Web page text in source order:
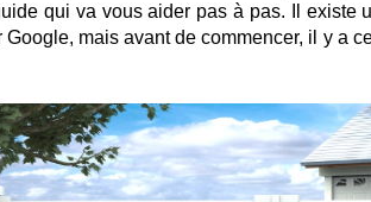
qui va vous aider pas à pas. Il existe
Google, mais avant de commencer, il y a